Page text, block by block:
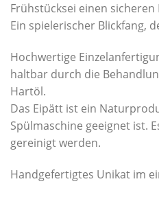
Frühstücksei einen sicheren
Ein spielerischer Blickfang,
Hochwertige
haltbar durch die
Hartöl.
Das Eipätt ist ein
Spülmaschine geeignet ist.
gereinigt werden.
Handgefertigtes Unikat im